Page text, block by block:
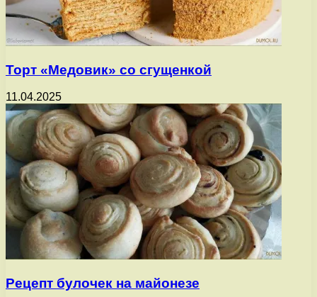
Торт «Медовик» со сгущенкой
11.04.2025
Рецепт булочек на майонезе